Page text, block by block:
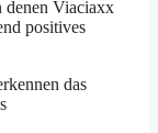
denen Viaciaxx
positives
das